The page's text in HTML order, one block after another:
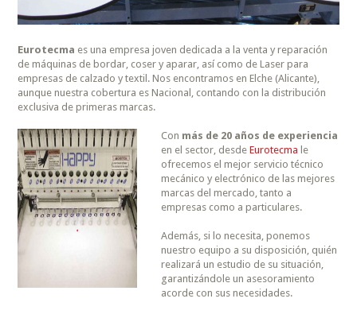
Eurotecma es una empresa joven dedicada a la venta y reparación
de máquinas de bordar, coser y aparar, así como de Laser para
empresas de calzado y textil. Nos encontramos en Elche (Alicante),
aunque nuestra cobertura es Nacional, contando con la distribución
exclusiva de primeras marcas.
Con más de 20 años de experiencia
en el sector, desdeEurotecma le
ofrecemos el mejor servicio técnico
mecánico y electrónico de las mejores
marcas del mercado, tanto a
empresas como a particulares.
Además, si lo necesita, ponemos
nuestro equipo a su disposición, quién
realizará un estudio de su situación,
garantizándole un asesoramiento
acorde con sus necesidades.